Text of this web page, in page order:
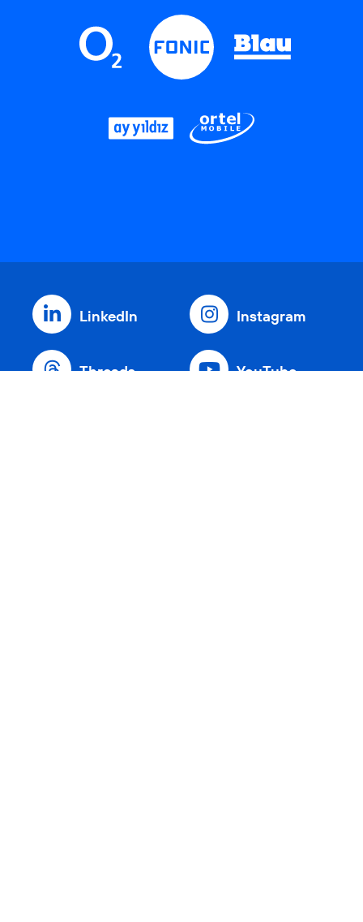
LinkedIn Instagram
Threads YouTube